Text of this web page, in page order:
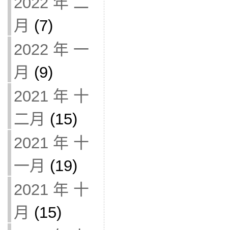
月 (7)
2022 年 一
月 (9)
2021 年 十
二月 (15)
2021 年 十
一月 (19)
2021 年 十
月 (15)